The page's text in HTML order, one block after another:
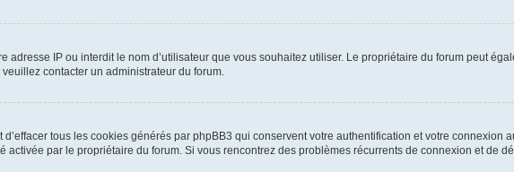
adresse IP ou interdit le nom d’utilisateur que vous souhaitez utiliser. Le propriétaire du forum peut
contacter un administrateur du forum.
tous les cookies générés par phpBB3 qui conservent votre authentification et votre connexion
activée par le propriétaire du forum. Si vous rencontrez des problèmes récurrents de connexion et de